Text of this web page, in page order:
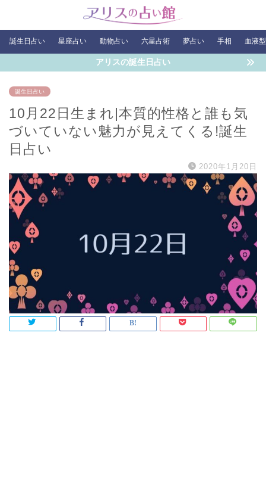
誕生日占い 星座占い 動物占い 六星占術 夢占い 手相 血液
アリスの誕生日占い
誕生日占い
10月22日生まれ|本質的性格と誰も気
づいていない魅力が見えてくる!誕生
日占い
2020年1月20日